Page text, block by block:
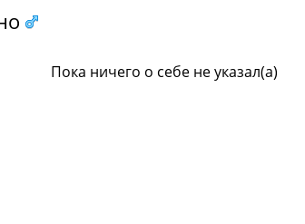
Пока ничего о себе не указал(а)